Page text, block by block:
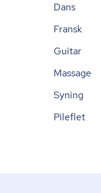
Dans
Fransk
Guitar
Massage
Syning
Pileflet